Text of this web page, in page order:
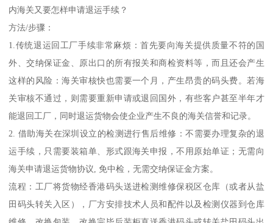
内海关又要怎样申请退运手续？
方法/步骤：
1.传统退运回工厂手续非常麻烦：首先要向海关提供质量不符的国
外、交纳保证金、原出口的所有报关和商检资料等，而且还会产生
这样的风险：海关审核快也需要一个月，产生昂贵的码头费。若海
关审核不通过，则需要重新申请或退回国外，有些客户甚至半年才
能退回工厂，同时退运货物会使企业产生不良的海关信誉和记录。
2. 借助海关在深圳设立的检测进行售后维修：不需要办理复杂的退
运手续，只需要装箱单、形式跟海关申报，不用原始单证；无需向
海关申请退运货物协议, 免中检，无需交纳保证金方案。
流程：工厂将货物经香港码头送进检测维修保税区仓库（或者从盐
田码头转关入区），厂方安排技术人员和配件以及检测仪器到仓库